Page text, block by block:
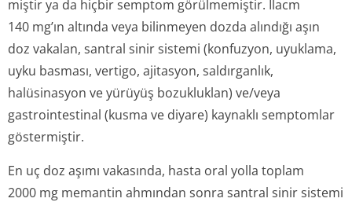
miştir ya da hiçbir semptom görülmemiştir. İlacm
140 mg’ın altında veya bilinmeyen dozda alındığı aşın
doz vakalan, santral sinir sistemi (konfuzyon, uyuklama,
uyku basması, vertigo, ajitasyon, saldırganlık,
halüsinasyon ve yürüyüş bozukluklan) ve/veya
gastrointestinal (kusma ve diyare) kaynaklı semptomlar
göstermiştir.
En uç doz aşımı vakasında, hasta oral yolla toplam
2000 mg memantin ahmından sonra santral sinir sistemi